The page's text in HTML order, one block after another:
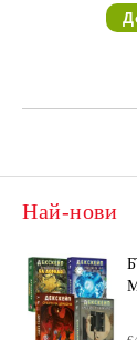
Най-нови